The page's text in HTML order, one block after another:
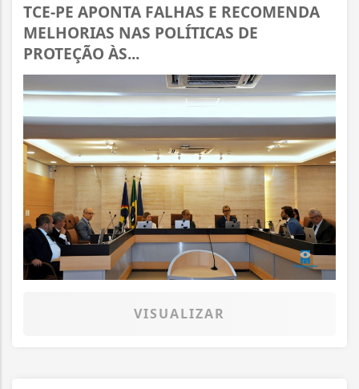
TCE-PE APONTA FALHAS E RECOMENDA
MELHORIAS NAS POLÍTICAS DE
PROTEÇÃO ÀS...
VISUALIZAR